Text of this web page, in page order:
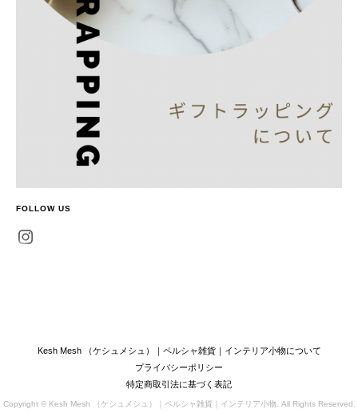
FOLLOW US
Kesh Mesh （ケシュメシュ）｜ペルシャ雑貨｜インテリア小物について
プライバシーポリシー
特定商取引法に基づく表記
Copyright © Kesh Mesh （ケシュメシュ）｜ペルシャ雑貨｜インテリア小物. All Rights Reserved.